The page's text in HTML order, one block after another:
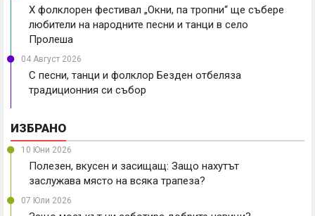
X фолклорен фестивал „Окни, па тропни“ ще събере
любители на народните песни и танци в село
Пролеша
04 Август 2026
С песни, танци и фолклор Безден отбеляза
традиционния си събор
ИЗБРАНО
10 Юни 2026
Полезен, вкусен и засищащ: Защо нахутът
заслужава място на всяка трапеза?
07 Юли 2026